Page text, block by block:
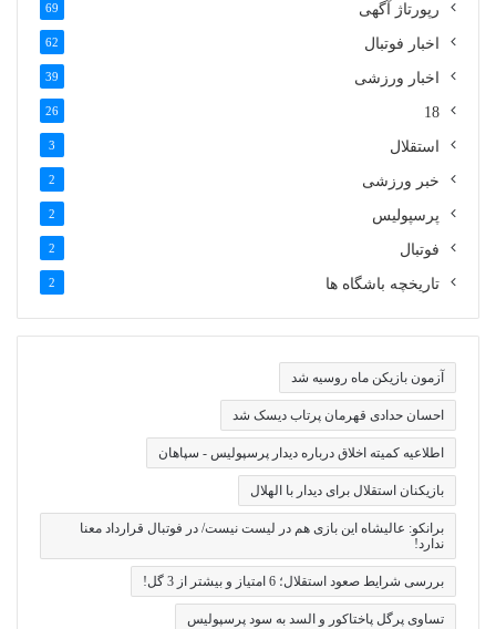
رپورتاژ آگهی 69
اخبار فوتبال 62
اخبار ورزشی 39
18
26
استقلال 3
خبر ورزشی 2
پرسپولیس 2
فوتبال 2
تاریخچه باشگاه ها 2
آزمون بازیکن ماه روسیه شد
احسان حدادی قهرمان پرتاب دیسک شد
اطلاعیه کمیته اخلاق درباره دیدار پرسپولیس - سپاهان
بازیکنان استقلال برای دیدار با الهلال
برانکو: عالیشاه این بازی هم در لیست نیست/ در فوتبال قرارداد معنا
ندارد!
بررسی شرایط صعود استقلال؛ 6 امتیاز و بیشتر از 3 گل!
تساوی پرگل پاختاکور و السد به سود پرسپولیس